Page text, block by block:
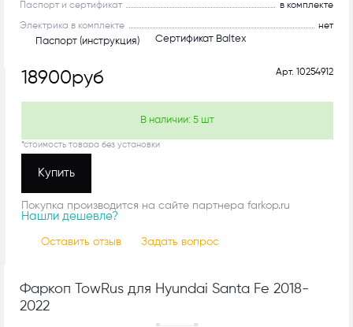
Паспорт и сертификат в комплекте
Электрика в комплекте нет
Паспорт (инструкция) Сертификат Baltex
Арт. 10254912
18900руб
В наличии: 5 шт
*стоимость товара без установки
Купить
Покупка производится на сайте партнера farkop.ru
Нашли дешевле?
Оставить отзыв Задать вопрос
Фаркоп TowRus для Hyundai Santa Fe 2018-
2022